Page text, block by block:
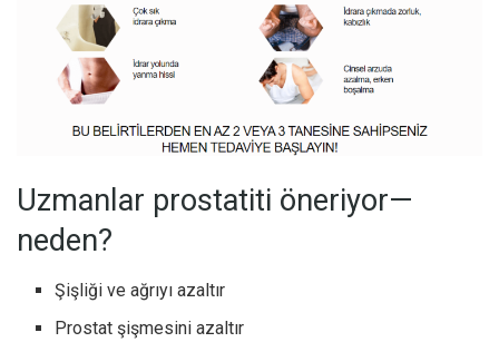
Uzmanlar prostatiti öneriyor—
neden?
Şişliği ve ağrıyı azaltır
Prostat şişmesini azaltır